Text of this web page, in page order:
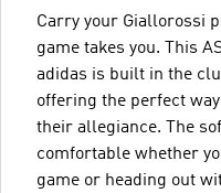
Carry your Giallorossi
game takes you. This
adidas is built in the
offering the perfect
their allegiance. The
comfortable whether
game or heading out